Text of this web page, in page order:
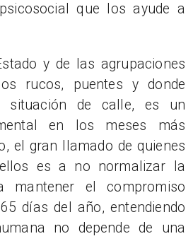
que los ayude a
y de las agrupaciones
rucos, puentes y donde
situación de calle, es un
en los meses más
el gran llamado de quienes
es a no normalizar la
mantener el compromiso
días del año, entendiendo
no depende de una